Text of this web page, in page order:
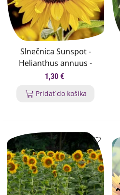
Slnečnica Sunspot -
Helianthus annuus -
semená slnečnice - 15 ks
1,30 €
Pridať do košíka